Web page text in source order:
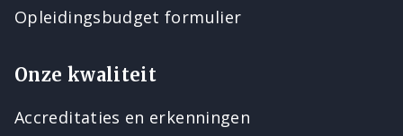
Opleidingsbudget formulier
Onze kwaliteit
Accreditaties en erkenningen